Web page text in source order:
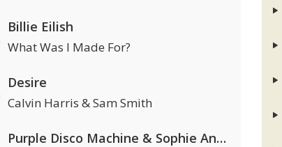
Billie Eilish
What Was I Made For?
Desire
Calvin Harris & Sam Smith
Purple Disco Machine & Sophie And The Giants